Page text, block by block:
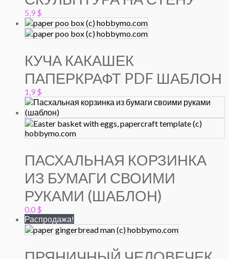
5,9 $
КУЧА КАКАШЕК
ПАПЕРКРАФТ PDF ШАБЛОН
1,9 $
ПАСХАЛЬНАЯ КОРЗИНКА
ИЗ БУМАГИ СВОИМИ
РУКАМИ (ШАБЛОН)
0,0 $
Распродажа!